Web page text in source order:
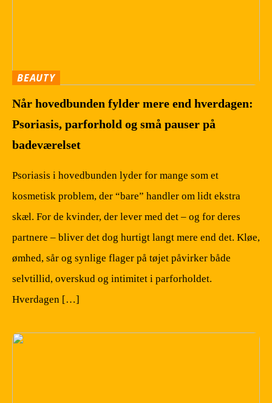
BEAUTY
Når hovedbunden fylder mere end hverdagen:
Psoriasis, parforhold og små pauser på
badeværelset
Psoriasis i hovedbunden lyder for mange som et
kosmetisk problem, der “bare” handler om lidt ekstra
skæl. For de kvinder, der lever med det – og for deres
partnere – bliver det dog hurtigt langt mere end det. Kløe,
ømhed, sår og synlige flager på tøjet påvirker både
selvtillid, overskud og intimitet i parforholdet.
Hverdagen […]